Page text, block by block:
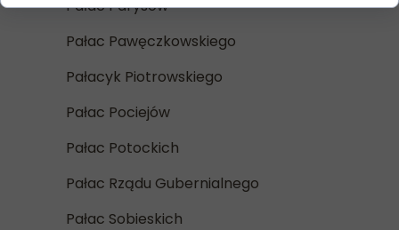
Pałac Parysów
Pałac Pawęczkowskiego
Pałacyk Piotrowskiego
Pałac Pociejów
Pałac Potockich
Pałac Rządu Gubernialnego
Pałac Sobieskich